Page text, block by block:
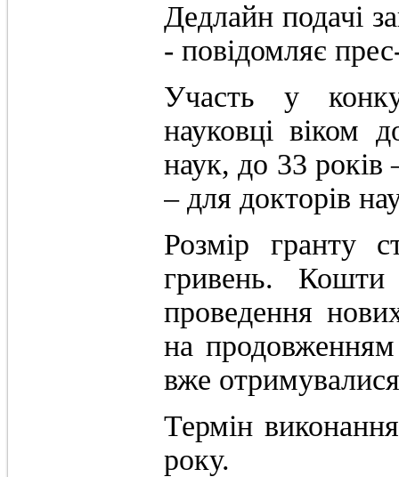
Дедлайн подачі
- повідомляє
Участь у
науковці віком
наук, до 33 років
– для докторів
Розмір гранту
гривень.
проведення
на продовженням
вже
Термін
року.